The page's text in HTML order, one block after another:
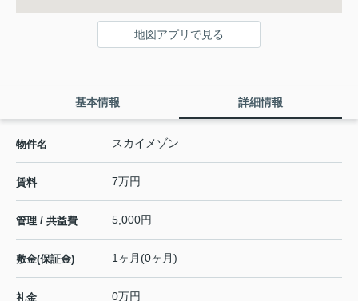
地図アプリで見る
基本情報 詳細情報
物件名 スカイメゾン
賃料 7万円
管理 / 共益費 5,000円
敷金(保証金) 1ヶ月(0ヶ月)
礼金 0万円